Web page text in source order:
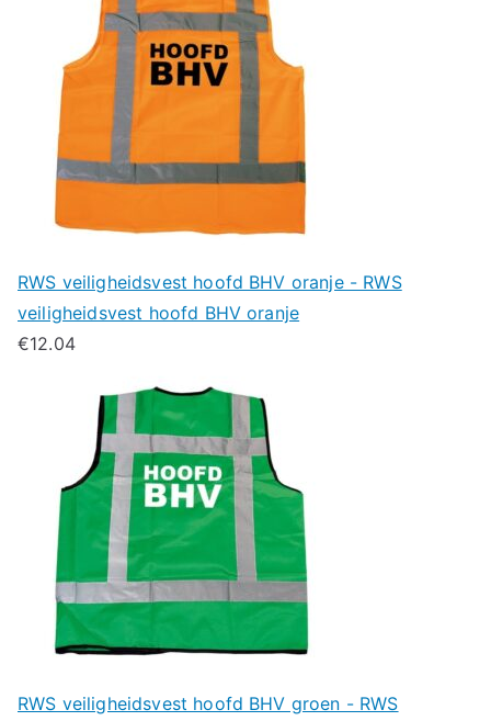
RWS veiligheidsvest hoofd BHV oranje - RWS
veiligheidsvest hoofd BHV oranje
€12.04
RWS veiligheidsvest hoofd BHV groen - RWS